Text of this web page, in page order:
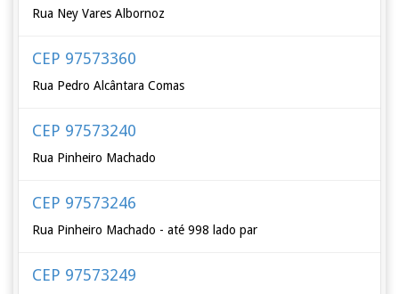
Rua Ney Vares Albornoz
CEP 97573360
Rua Pedro Alcântara Comas
CEP 97573240
Rua Pinheiro Machado
CEP 97573246
Rua Pinheiro Machado - até 998 lado par
CEP 97573249